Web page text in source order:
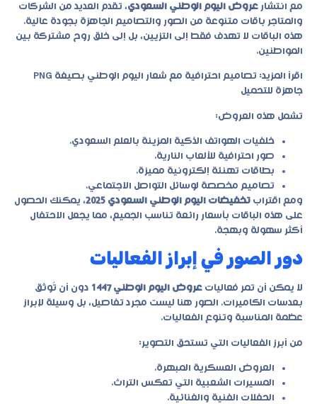
مع انتشار عروض اليوم الوطني السعودي، تقدم العديد من الشركات
والمتاجر باقات متنوعة من الصور والتصاميم الجاهزة بجودة عالية.
هذه الباقات لا تهدف فقط إلى التزيين، بل إلى خلق روح مشتركة بين
المواطنين.
اقرأ المزيد:
تصاميم احترافية مع شعار اليوم الوطني بصيغة PNG
جاهزة للتحميل
تشمل هذه العروض:
خلفيات الهواتف الذكية المزينة بالعلم السعودي.
صور احترافية للألعاب النارية.
بطاقات تهنئة إلكترونية مميزة.
تصاميم مخصصة لوسائل التواصل الاجتماعي.
ومع اقتراب تخفيضات اليوم الوطني السعودي 2025
، يمكنك الحصول
على هذه الباقات بأسعار رائعة تناسب الجميع، مما يجعل الاحتفال
أكثر سهولة وبهجة.
دور الصور في إبراز الفعاليات
لا يمكن أن تمر فعاليات عروض اليوم الوطني 1447
دون أن تُوثق
بعدسات الكاميرات. الصور هنا ليست مجرد تفاصيل، بل وسيلة لإبراز
عظمة المناسبة وتنوع الفعاليات.
من أبرز الفعاليات التي تستحق التصوير:
العروض العسكرية المبهرة.
المسيرات الشعبية التي تعكس التراث.
الحفلات الفنية والغنائية.